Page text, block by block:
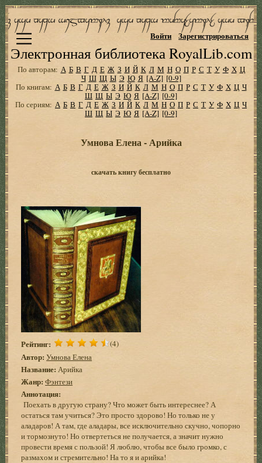
Электронная библиотека RoyalLib.com
Войти Зарегистрироваться
По авторам: А Б В Г Д Е Ж З И Й К Л М Н О П Р С Т У Ф Х Ц
Ч Ш Щ Ы Э Ю Я [A-Z] [0-9]
По книгам: А Б В Г Д Е Ж З И Й К Л М Н О П Р С Т У Ф Х Ц Ч
Ш Щ Ы Э Ю Я [A-Z] [0-9]
По сериям: А Б В Г Д Е Ж З И Й К Л М Н О П Р С Т У Ф Х Ц Ч
Ш Щ Ы Э Ю Я [A-Z] [0-9]
Умнова Елена - Арийка
скачать книгу бесплатно
Рейтинг: (4)
Автор: Умнова Елена
Название: Арийка
Жанр: Фэнтези
Аннотация:
Поехать в другую страну? Что может быть интереснее? А
остаться там учиться? Это просто здорово! Но только не у
аладаров! А там, где аладары, все исключительно скучно, чопорно
и тормознуто! Но отвертеться не получается, а значит нужно
провести время с пользой! Я люблю, чтобы все было громко, с
размахом и стремительно! На то я и арийка!